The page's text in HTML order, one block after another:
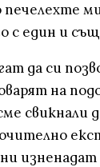
печелехте
с един и
да си
на
свикнали